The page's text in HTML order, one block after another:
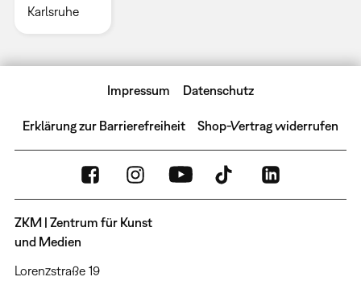
Karlsruhe ​
Impressum Datenschutz
Erklärung zur Barrierefreiheit Shop-Vertrag widerrufen
ZKM | Zentrum für Kunst
und Medien
Lorenzstraße 19